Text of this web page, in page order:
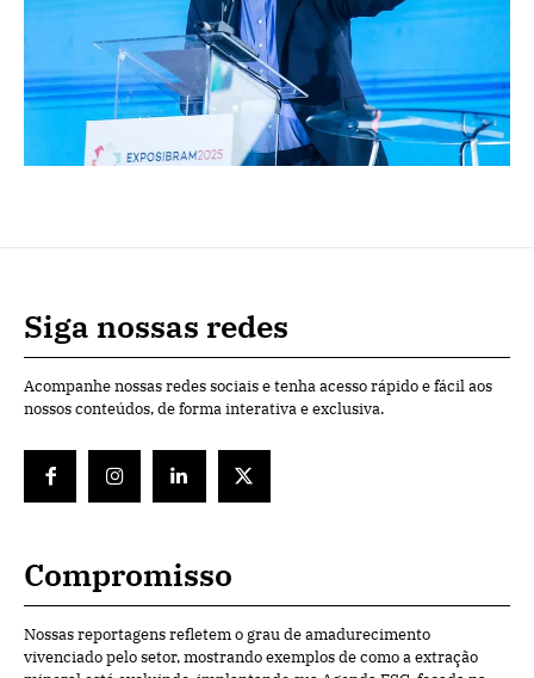
Siga nossas redes
Acompanhe nossas redes sociais e tenha acesso rápido e fácil aos
nossos conteúdos, de forma interativa e exclusiva.
Compromisso
Nossas reportagens refletem o grau de amadurecimento
vivenciado pelo setor, mostrando exemplos de como a extração